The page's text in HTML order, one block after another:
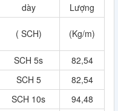
dày
Lượng
( SCH) (Kg/m)
SCH 5s
82,54
SCH 5
82,54
SCH 10s
94,48